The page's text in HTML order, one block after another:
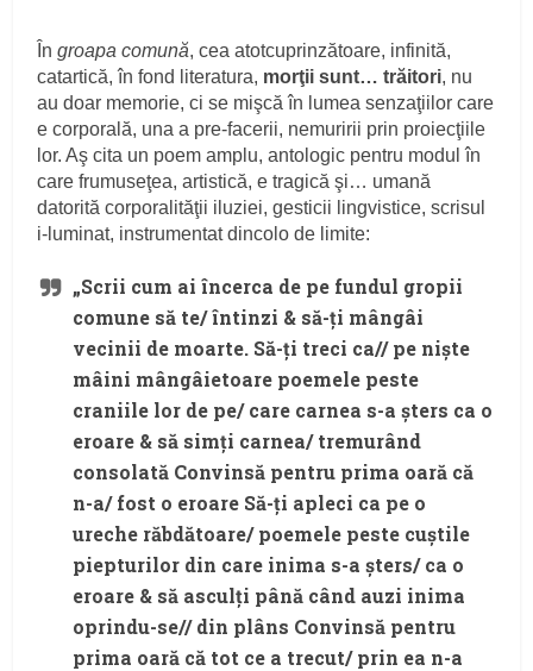
Îngroapa comună, cea atotcuprinzătoare, infinită,
catartică, în fond literatura, morţii sunt… trăitori, nu
au doar memorie, ci se mişcă în lumea senzaţiilor care
e corporală, una a pre-facerii, nemuririi prin proiecţiile
lor. Aş cita un poem amplu, antologic pentru modul în
care frumuseţea, artistică, e tragică şi… umană
datorită corporalităţii iluziei, gesticii lingvistice, scrisul
i-luminat, instrumentat dincolo de limite:
„Scrii cum ai încerca de pe fundul gropii
comune să te/ întinzi & să-ţi mângâi
vecinii de moarte. Să-ţi treci ca// pe nişte
mâini mângâietoare poemele peste
craniile lor de pe/ care carnea s-a şters ca o
eroare & să simţi carnea/ tremurând
consolată Convinsă pentru prima oară că
n-a/ fost o eroare Să-ţi apleci ca pe o
ureche răbdătoare/ poemele peste cuştile
piepturilor din care inima s-a şters/ ca o
eroare & să asculţi până când auzi inima
oprindu-se// din plâns Convinsă pentru
prima oară că tot ce a trecut/ prin ea n-a